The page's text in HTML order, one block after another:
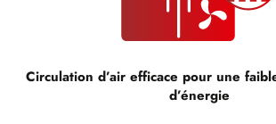
Circulation d’air efficace pour une
d’énergie